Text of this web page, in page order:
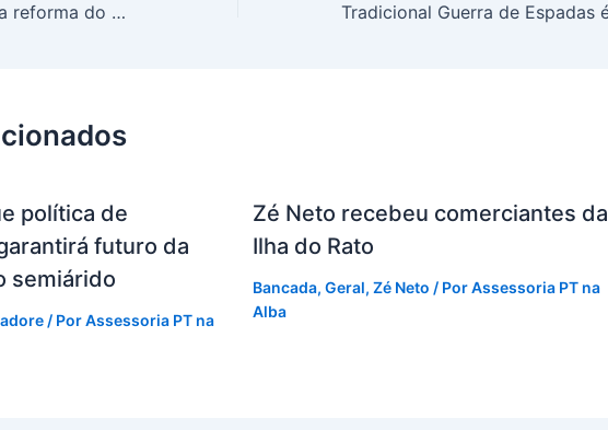
Neusa Cadore solicita reforma do Mercado Público de Jacobina
política de
futuro da
semiárido
/ PorAssessoria PT na
Zé Neto recebeu comerciantes da
Ilha do Rato
Bancada, Geral, Zé Neto / PorAssessoria PT na
Alba